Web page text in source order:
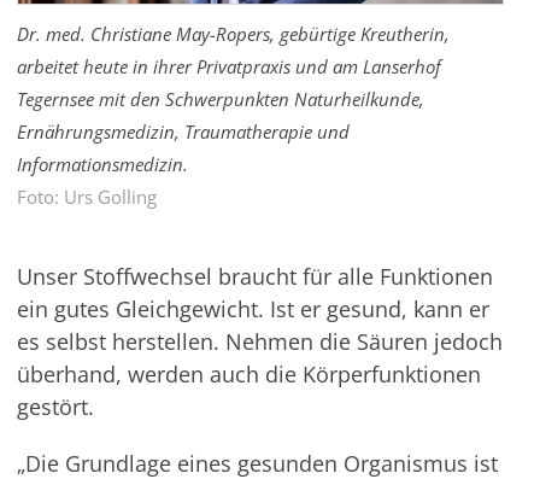
Dr. med. Christiane May-Ropers, gebürtige Kreutherin,
arbeitet heute in ihrer Privatpraxis und am Lanserhof
Tegernsee mit den Schwerpunkten Naturheilkunde,
Ernährungsmedizin, Traumatherapie und
Informationsmedizin.
Foto: Urs Golling
Unser Stoffwechsel braucht für alle Funktionen
ein gutes Gleichgewicht. Ist er gesund, kann er
es selbst herstellen. Nehmen die Säuren jedoch
überhand, werden auch die Körperfunktionen
gestört.
„Die Grundlage eines gesunden Organismus ist